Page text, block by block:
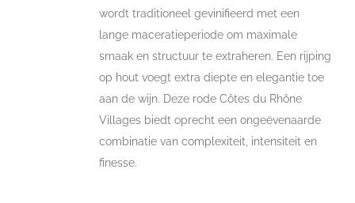
wordt traditioneel gevinifieerd met een
lange maceratieperiode om maximale
smaak en structuur te extraheren. Een rijping
op hout voegt extra diepte en elegantie toe
aan de wijn. Deze rode Côtes du Rhône
Villages biedt oprecht een ongeëvenaarde
combinatie van complexiteit, intensiteit en
finesse.